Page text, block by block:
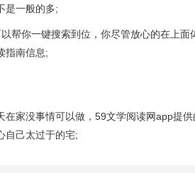
是一般的多;
帮你一键搜索到位，你尽管放心的在上
指南信息;
在家没事情可以做，59文学阅读网app提
自己太过于的宅;